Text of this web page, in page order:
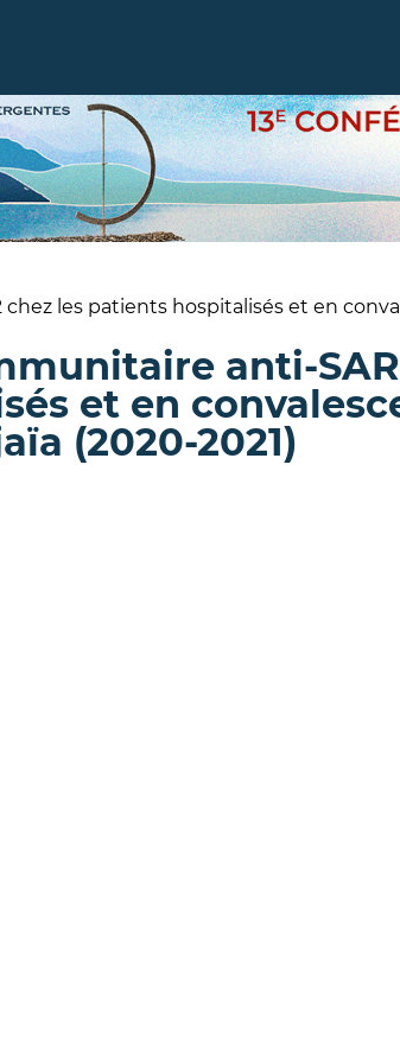
les patients hospitalisés et en
anti-
et en
(2020-2021)